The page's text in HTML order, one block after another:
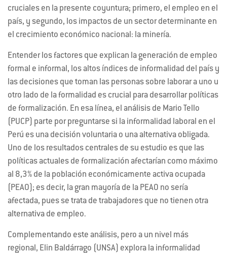
cruciales en la presente coyuntura; primero, el empleo en el
país, y segundo, los impactos de un sector determinante en
el crecimiento económico nacional: la minería.
Entender los factores que explican la generación de empleo
formal e informal, los altos índices de informalidad del país y
las decisiones que toman las personas sobre laborar a uno u
otro lado de la formalidad es crucial para desarrollar políticas
de formalización. En esa línea, el análisis de Mario Tello
(PUCP) parte por preguntarse si la informalidad laboral en el
Perú es una decisión voluntaria o una alternativa obligada.
Uno de los resultados centrales de su estudio es que las
políticas actuales de formalización afectarían como máximo
al 8,3% de la población económicamente activa ocupada
(PEAO); es decir, la gran mayoría de la PEAO no sería
afectada, pues se trata de trabajadores que no tienen otra
alternativa de empleo.
Complementando este análisis, pero a un nivel más
regional, Elin Baldárrago (UNSA) explora la informalidad